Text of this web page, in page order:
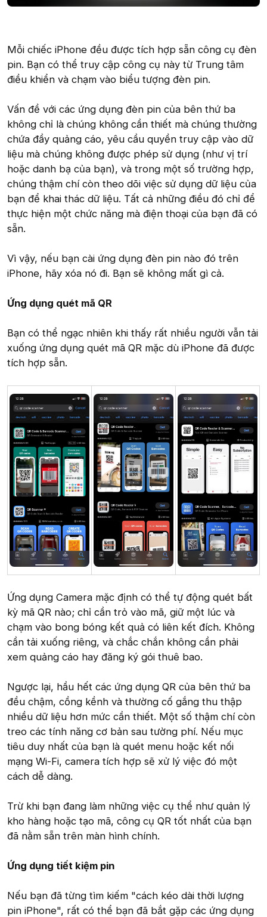
Mỗi chiếc iPhone đều được tích hợp sẵn công cụ đèn
pin. Bạn có thể truy cập công cụ này từ Trung tâm
điều khiển và chạm vào biểu tượng đèn pin.
Vấn đề với các ứng dụng đèn pin của bên thứ ba
không chỉ là chúng không cần thiết mà chúng thường
chứa đầy quảng cáo, yêu cầu quyền truy cập vào dữ
liệu mà chúng không được phép sử dụng (như vị trí
hoặc danh bạ của bạn), và trong một số trường hợp,
chúng thậm chí còn theo dõi việc sử dụng dữ liệu của
bạn để khai thác dữ liệu. Tất cả những điều đó chỉ để
thực hiện một chức năng mà điện thoại của bạn đã có
sẵn.
Vì vậy, nếu bạn cài ứng dụng đèn pin nào đó trên
iPhone, hãy xóa nó đi. Bạn sẽ không mất gì cả.
Ứng dụng quét mã QR
Bạn có thể ngạc nhiên khi thấy rất nhiều người vẫn tải
xuống ứng dụng quét mã QR mặc dù iPhone đã được
tích hợp sẵn.
Ứng dụng Camera mặc định có thể tự động quét bất
kỳ mã QR nào; chỉ cần trỏ vào mã, giữ một lúc và
chạm vào bong bóng kết quả có liên kết đích. Không
cần tải xuống riêng, và chắc chắn không cần phải
xem quảng cáo hay đăng ký gói thuê bao.
Ngược lại, hầu hết các ứng dụng QR của bên thứ ba
đều chậm, cồng kềnh và thường cố gắng thu thập
nhiều dữ liệu hơn mức cần thiết. Một số thậm chí còn
treo các tính năng cơ bản sau tường phí. Nếu mục
tiêu duy nhất của bạn là quét menu hoặc kết nối
mạng Wi-Fi, camera tích hợp sẽ xử lý việc đó một
cách dễ dàng.
Trừ khi bạn đang làm những việc cụ thể như quản lý
kho hàng hoặc tạo mã, công cụ QR tốt nhất của bạn
đã nằm sẵn trên màn hình chính.
Ứng dụng tiết kiệm pin
Nếu bạn đã từng tìm kiếm "cách kéo dài thời lượng
pin iPhone", rất có thể bạn đã bắt gặp các ứng dụng